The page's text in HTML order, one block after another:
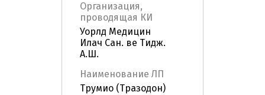
Организация,
проводящая КИ
Уорлд Медицин
Илач Сан. ве Тидж.
А.Ш.
Наименование ЛП
Трумио (Тразодон)